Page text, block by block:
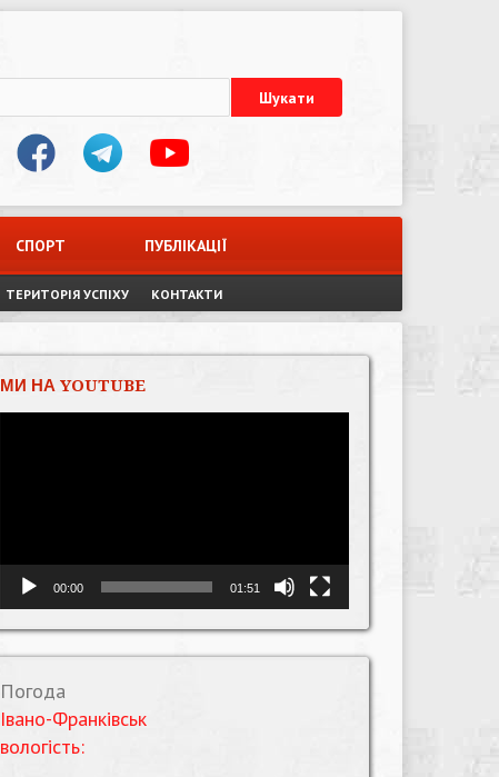
СПОРТ ПУБЛІКАЦІЇ
ТЕРИТОРІЯ УСПІХУ КОНТАКТИ
МИ НА YOUTUBE
00:00 01:51
Погода
Івано-Франківськ
вологість: